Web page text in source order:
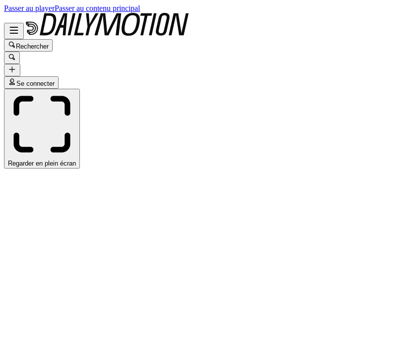
Passer au playerPasser au contenu principal
Rechercher
Se connecter
Regarder en plein écran